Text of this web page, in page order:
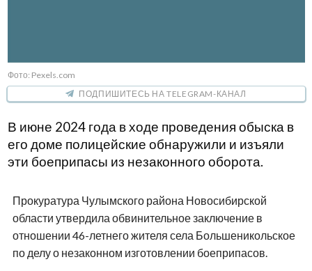
Фото: Pexels.com
ПОДПИШИТЕСЬ НА TELEGRAM-КАНАЛ
В июне 2024 года в ходе проведения обыска в
его доме полицейские обнаружили и изъяли
эти боеприпасы из незаконного оборота.
Прокуратура Чулымского района Новосибирской
области утвердила обвинительное заключение в
отношении 46-летнего жителя села Большеникольское
по делу о незаконном изготовлении боеприпасов.